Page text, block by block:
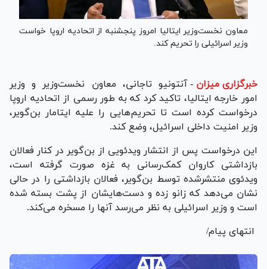
معاون نخست‌وزیر ایتالیا امروز پنجشنبه از اتحادیه اروپا خواست
وزیر اسرائیلی را تحریم کند.
خبرگزاری میزان - آنتونیو تاجانی، معاون نخست‌وزیر و وزیر
امور خارجه ایتالیا، تاکید کرد که به طور رسمی از اتحادیه اروپا
درخواست کرده است تا تحریم‌هایی را علیه ایتامار بن‌گویر،
وزیر امنیت داخلی اسرائیل، وضع کند.
این درخواست پس از انتشار ویدئویی از بن‌گویر در کنار فعالان
بازداشتی کاروان کمک‌رسانی به غزه صورت گرفته است،
ویدئوی منتشرشده توسط بن‌گویر، فعالان بازداشتی را در حالی
نشان می‌دهد که زانو زده و دست‌هایشان از پشت بسته شده
است و وزیر اسرائیلی به نظر می‌رسد آنها را مسخره می‌کند.
انتهای پیام/